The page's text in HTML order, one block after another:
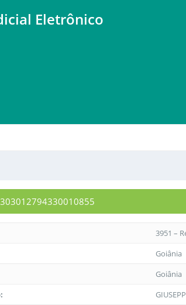
Eletrônico
3951 –
Goiânia
Goiânia